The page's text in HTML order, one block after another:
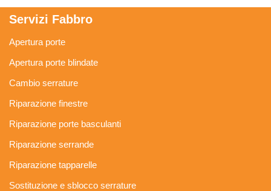
Servizi Fabbro
Apertura porte
Apertura porte blindate
Cambio serrature
Riparazione finestre
Riparazione porte basculanti
Riparazione serrande
Riparazione tapparelle
Sostituzione e sblocco serrature